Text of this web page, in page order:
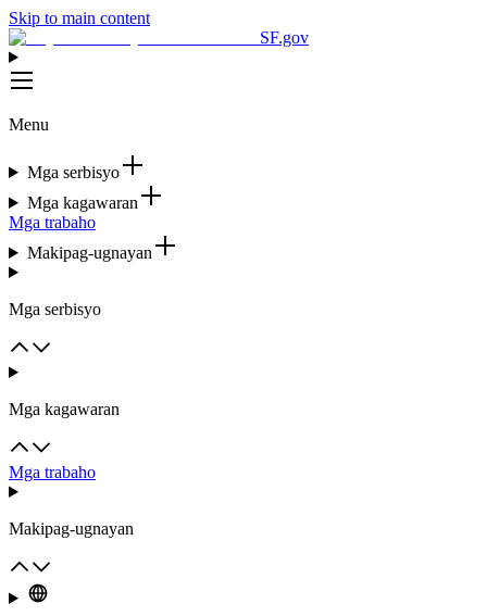
Skip to main content
SF.gov
Menu
Mga serbisyo
Mga kagawaran
Mga trabaho
Makipag-ugnayan
Mga serbisyo
Mga kagawaran
Mga trabaho
Makipag-ugnayan